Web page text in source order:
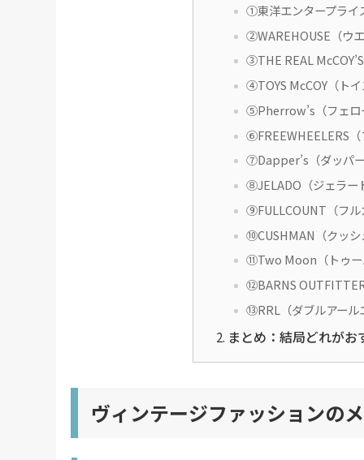
①東洋エンタープライ
②WAREHOUSE（ウ
③THE REAL
④TOYS McCOY（ト
⑤Pherrow’s（フェロ
⑥FREEWHEELERS
⑦Dapper’s（ダッパ
⑧JELADO（ジェラー
⑨FULLCOUNT（フル
⑩CUSHMAN（クッシ
⑪Two Moon（トゥー
⑫BARNS
⑬RRL（ダブルアール
まとめ：結局どれがお
ヴィンテージファッションの